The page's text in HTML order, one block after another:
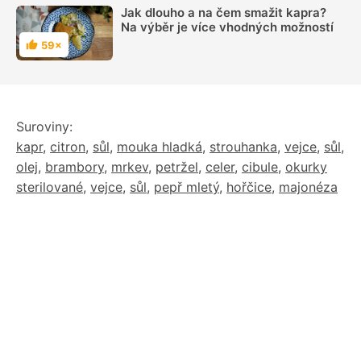
Hodnocení
59×
Jak dlouho a na čem smažit kapra?
Na výběr je více vhodných možností
Suroviny:
kapr, citron, sůl, mouka hladká, strouhanka, vejce, sůl,
olej, brambory, mrkev, petržel, celer, cibule, okurky
sterilované, vejce, sůl, pepř mletý, hořčice, majonéza